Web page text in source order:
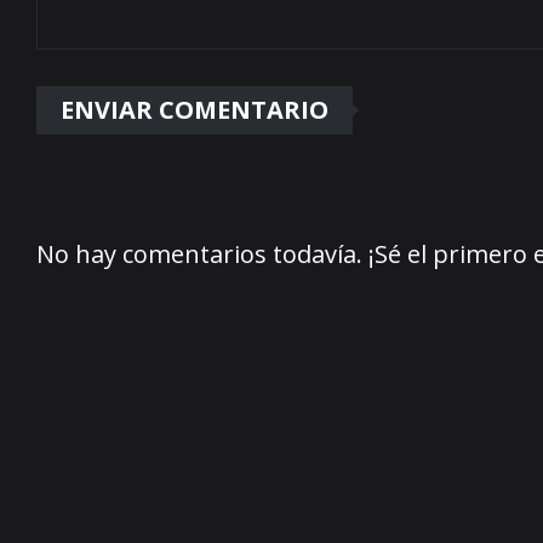
No hay comentarios todavía. ¡Sé el primero